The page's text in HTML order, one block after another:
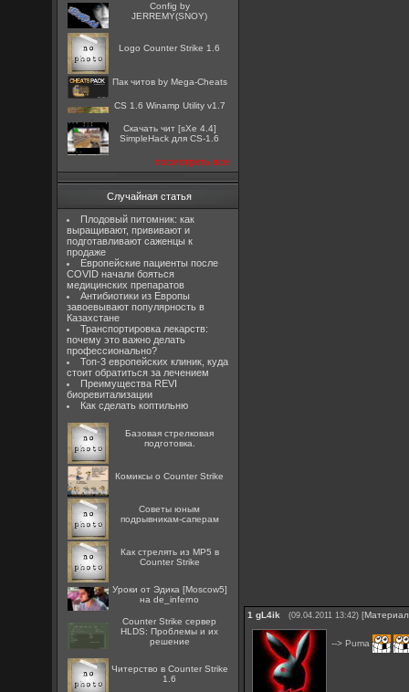
Config by
JERREMY(SNOY)
Logo Counter Strike 1.6
Пак читов by Mega-Cheats
CS 1.6 Winamp Utility v1.7
Скачать чит [sXe 4.4]
SimpleHack для CS-1.6
посмотреть все
Случайная статья
Плодовый питомник: как
выращивают, прививают и
подготавливают саженцы к
продаже
Европейские пациенты после
COVID начали бояться
медицинских препаратов
Антибиотики из Европы
завоевывают популярность в
Казахстане
Транспортировка лекарств:
почему это важно делать
профессионально?
Топ-3 европейских клиник, куда
стоит обратиться за лечением
Преимущества REVI
биоревитализации
Как сделать коптильню
Базовая стрелковая
подготовка.
Комиксы о Counter Strike
Советы юным
подрывникам-саперам
Как стрелять из MP5 в
Counter Strike
Уроки от Эдика [Moscow5]
на de_inferno
Counter Strike сервер
HLDS: Проблемы и их
решение
Читерство в Counter Strike
1.6
1 gL4ik (09.04.2011 13:42) [Материал
--> Puma